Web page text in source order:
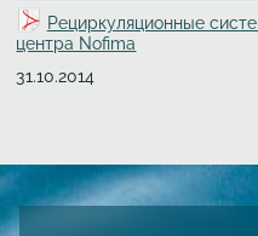
Рециркуляционные
центра Nofima
Создано
31.10.2014